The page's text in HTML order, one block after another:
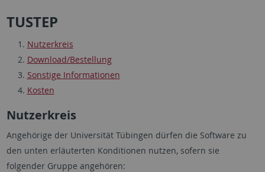
TUSTEP
Nutzerkreis
Download/Bestellung
Sonstige Informationen
Kosten
Nutzerkreis
Angehörige der Universität Tübingen dürfen die Software zu
den unten erläuterten Konditionen nutzen, sofern sie
folgender Gruppe angehören: